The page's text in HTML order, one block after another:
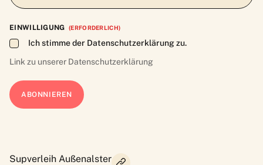
EINWILLIGUNG (ERFORDERLICH)
Ich stimme der Datenschutzerklärung zu.
Link zu unserer Datenschutzerklärung
Supverleih Außenalster